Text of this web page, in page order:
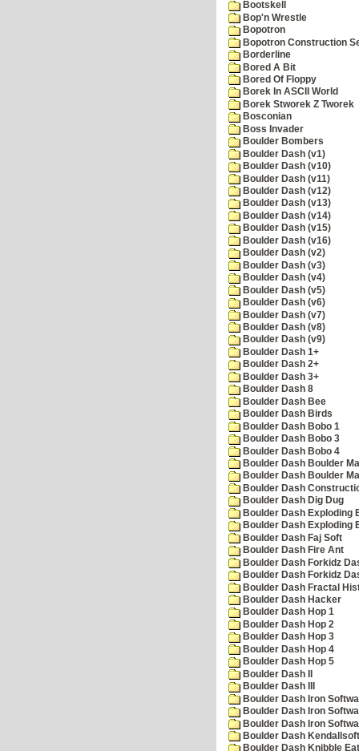
Bootskell
Bop'n Wrestle
Bopotron
Bopotron Construction
Borderline
Bored A Bit
Bored Of Floppy
Borek In ASCII World
Borek Stworek Z Tworek
Bosconian
Boss Invader
Boulder Bombers
Boulder Dash (v1)
Boulder Dash (v10)
Boulder Dash (v11)
Boulder Dash (v12)
Boulder Dash (v13)
Boulder Dash (v14)
Boulder Dash (v15)
Boulder Dash (v16)
Boulder Dash (v2)
Boulder Dash (v3)
Boulder Dash (v4)
Boulder Dash (v5)
Boulder Dash (v6)
Boulder Dash (v7)
Boulder Dash (v8)
Boulder Dash (v9)
Boulder Dash 1+
Boulder Dash 2+
Boulder Dash 3+
Boulder Dash 8
Boulder Dash Bee
Boulder Dash Birds
Boulder Dash Bobo 1
Boulder Dash Bobo 3
Boulder Dash Bobo 4
Boulder Dash Boulder
Boulder Dash Boulder
Boulder Dash
Boulder Dash Dig Dug
Boulder Dash Exploding
Boulder Dash Exploding
Boulder Dash Faj Soft
Boulder Dash Fire Ant
Boulder Dash Forkidz
Boulder Dash Forkidz
Boulder Dash Fractal
Boulder Dash Hacker
Boulder Dash Hop 1
Boulder Dash Hop 2
Boulder Dash Hop 3
Boulder Dash Hop 4
Boulder Dash Hop 5
Boulder Dash II
Boulder Dash III
Boulder Dash Iron
Boulder Dash Iron
Boulder Dash Iron
Boulder Dash
Boulder Dash Knibble